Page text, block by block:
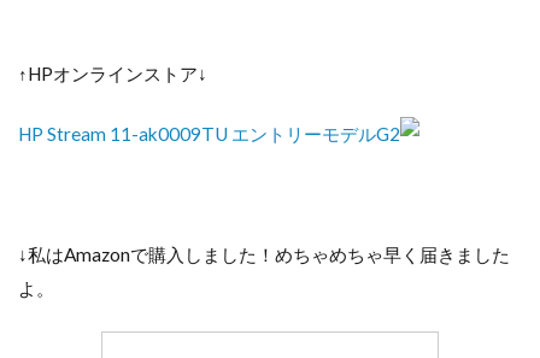
↑HPオンラインストア↓
HP Stream 11-ak0009TU エントリーモデルG2
↓私はAmazonで購入しました！めちゃめちゃ早く届きました
よ。